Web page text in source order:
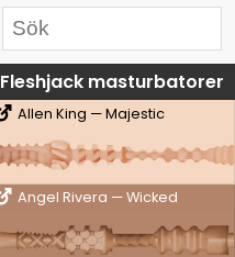
Fleshjack masturbatorer
Allen King — Majestic
Angel Rivera — Wicked